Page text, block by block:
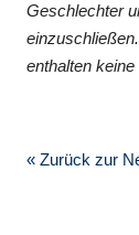
Geschlechter
enthalten
« Zurück zur